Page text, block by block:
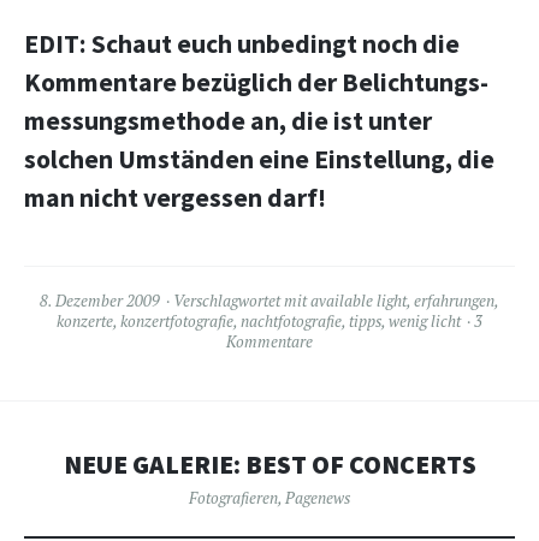
EDIT: Schaut euch unbedingt noch die
Kommentare bezüglich der Belichtungs-
messungsmethode an, die ist unter
solchen Umständen eine Einstellung, die
man nicht vergessen darf!
8. Dezember 2009 Verschlagwortet mitavailable light, erfahrungen,
konzerte, konzertfotografie, nachtfotografie, tipps, wenig licht
3
Kommentare
NEUE GALERIE: BEST OF CONCERTS
Fotografieren, Pagenews